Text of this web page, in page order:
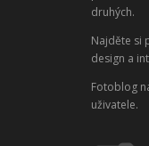
druhých.
Najděte si
design a
Fotoblog
uživatele.